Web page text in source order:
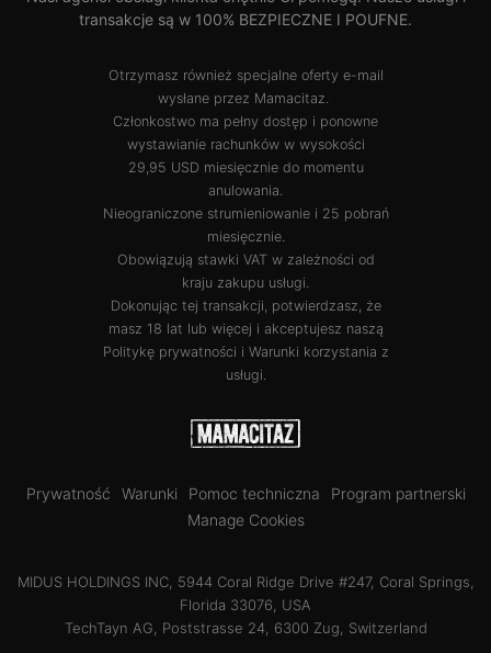
transakcje są w 100% BEZPIECZNE I POUFNE.
Otrzymasz również specjalne oferty e-mail
wysłane przez Mamacitaz.
Członkostwo ma pełny dostęp i ponowne
wystawianie rachunków w wysokości
29,95 USD miesięcznie do momentu
anulowania.
Nieograniczone strumieniowanie i 25 pobrań
miesięcznie.
Obowiązują stawki VAT w zależności od
kraju zakupu usługi.
Dokonując tej transakcji, potwierdzasz, że
masz 18 lat lub więcej i akceptujesz naszą
Politykę prywatności i Warunki korzystania z
usługi
Prywatność Warunki Pomoc techniczna
Program partnerski
Manage Cookies
MIDUS HOLDINGS INC, 5944 Coral Ridge Drive #247, Coral Springs,
Florida 33076, USA
TechTayn AG, Poststrasse 24, 6300 Zug, Switzerland